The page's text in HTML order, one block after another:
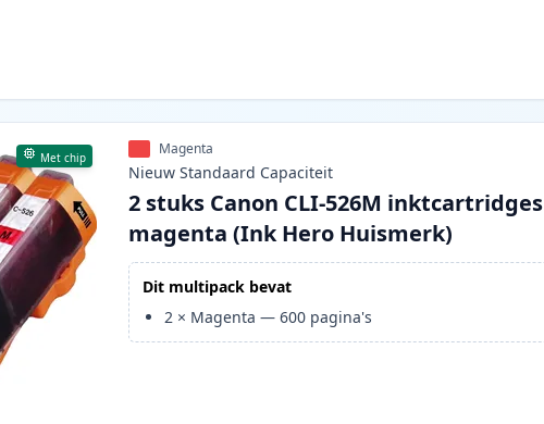
Met chip Magenta
Nieuw Standaard Capaciteit
2 stuks Canon CLI-526M inktcartridges
magenta (Ink Hero Huismerk)
Dit multipack bevat
2 × Magenta —600 pagina's